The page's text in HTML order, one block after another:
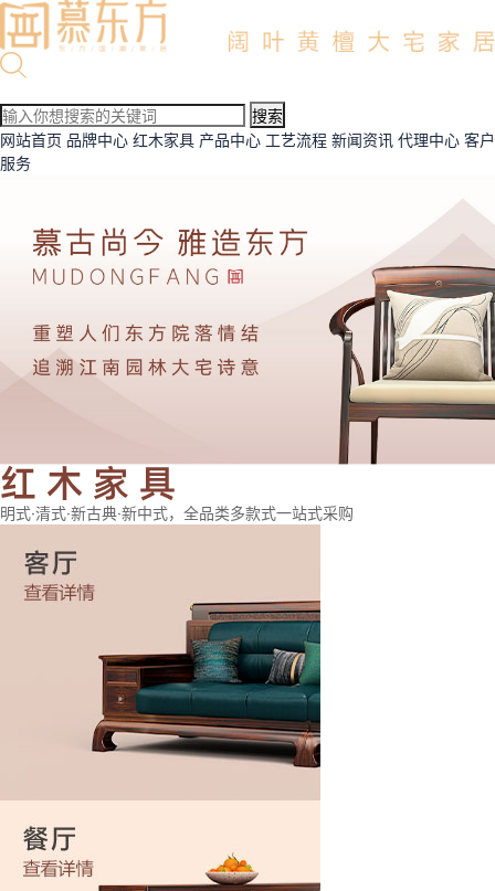
网站首页 品牌中心 红木家具 产品中心 工艺流程 新闻资讯 代理中心 客户
服务
明式·清式·新古典·新中式，全品类多款式一站式采购